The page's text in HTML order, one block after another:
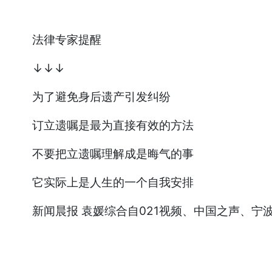
法律专家提醒
↓↓↓
为了避免身后遗产引发纠纷
订立遗嘱是最为直接有效的方法
不要把立遗嘱理解成是晦气的事
它实际上是人生的一个自我安排
新闻晨报 袁媛综合自021视频、中国之声、宁